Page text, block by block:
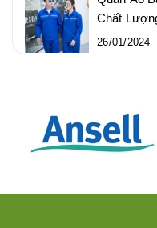
Chất
26/01/2024